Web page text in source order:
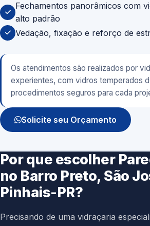
Fechamentos panorâmicos com
alto padrão
Vedação, fixação e reforço de
Os atendimentos são realizados por
experientes, com vidros temperados
procedimentos seguros para cada
Solicite seu Orçamento
Por que escolher
no Barro Preto, São
Pinhais-PR?
Precisando de uma vidraçaria